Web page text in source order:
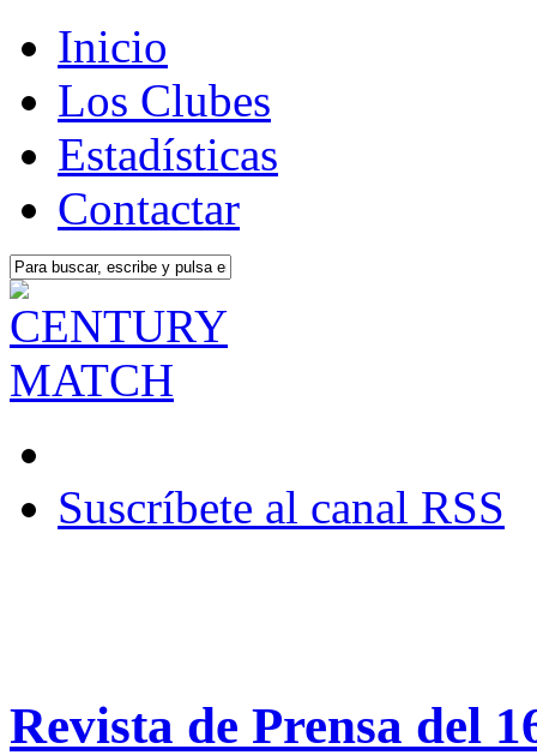
Inicio
Los Clubes
Estadísticas
Contactar
Suscríbete al canal RSS
Revista de Prensa del